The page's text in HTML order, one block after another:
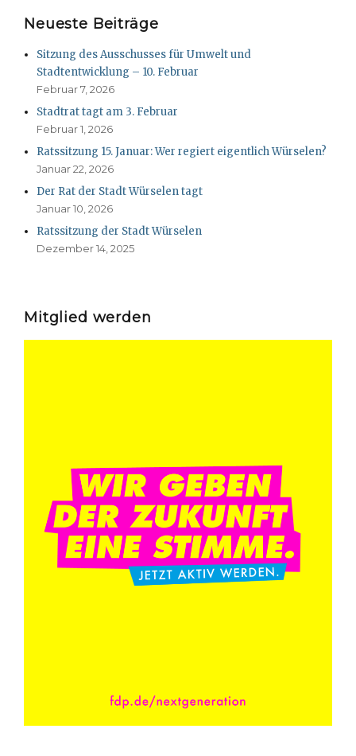
Neueste Beiträge
Sitzung des Ausschusses für Umwelt und
Stadtentwicklung – 10. Februar
Februar 7, 2026
Stadtrat tagt am 3. Februar
Februar 1, 2026
Ratssitzung 15. Januar: Wer regiert eigentlich Würselen?
Januar 22, 2026
Der Rat der Stadt Würselen tagt
Januar 10, 2026
Ratssitzung der Stadt Würselen
Dezember 14, 2025
Mitglied werden